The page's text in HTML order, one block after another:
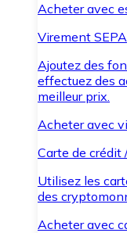
Acheter avec
Virement SEPA
Ajoutez des
effectuez des
meilleur prix.
Acheter avec
Carte de crédit
Utilisez les
des
Acheter avec